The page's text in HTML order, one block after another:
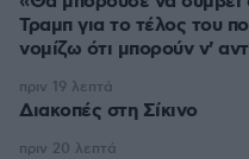
Τραμπ για το τέλος του
νομίζω ότι μπορούν ν'
Διακοπές στη Σίκινο
πριν 19 λεπτά
πριν 20 λεπτά